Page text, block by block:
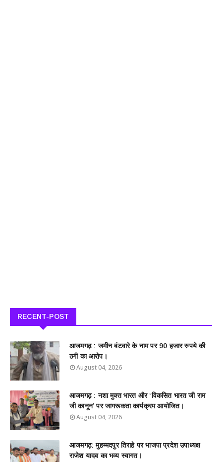
RECENT-POST
आजमगढ़ : जमीन बंटवारे के नाम पर 90 हजार रुपये की
ठगी का आरोप।
August 04, 2026
आजमगढ़ : नशा मुक्त भारत और ‘विकसित भारत जी राम
जी कानून’ पर जागरूकता कार्यक्रम आयोजित।
August 04, 2026
आजमगढ़: मुहम्मदपुर तिराहे पर भाजपा प्रदेश उपाध्यक्ष
राजेश यादव का भव्य स्वागत।